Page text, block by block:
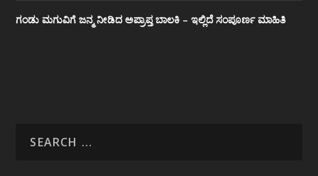
ಗಂಡು ಮಗುವಿಗೆ ಜನ್ಮ ನೀಡಿದ ಅಪ್ರಾಪ್ತ ಬಾಲಕಿ – ಇಲ್ಲಿದೆ ಸಂಪೂರ್ಣ ಮಾಹಿತಿ